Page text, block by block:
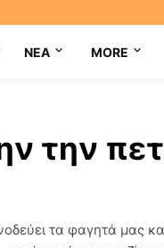
NEA MORE
την
τα φαγητά μας